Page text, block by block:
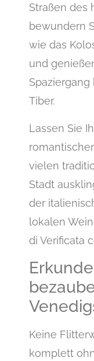
Straßen des
bewundern
wie das
und
Tiber.
Lassen Sie
vielen
Stadt
der
lokalen
di Verificata
Keine
komplett